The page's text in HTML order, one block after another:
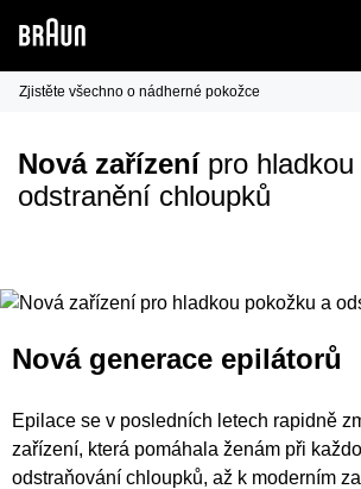
Zjistěte všechno o nádherné pokožce
Nová zařízenípro hladkou
odstranění chloupků
Nová generace epilátorů
Epilace se v posledních letech rapidně
zařízení, která pomáhala ženám při
odstraňování chloupků, až k moderním